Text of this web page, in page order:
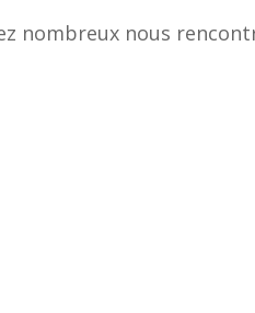
nombreux nous